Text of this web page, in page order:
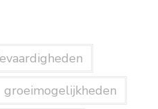
groeimogelijkheden